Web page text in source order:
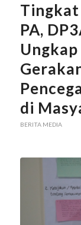
Tingkat
PA,
di
BERITA MEDIA